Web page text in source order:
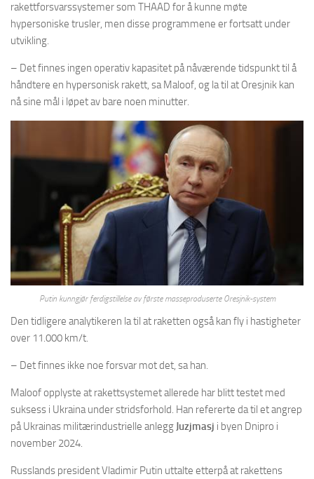
rakettforsvarssystemer som THAAD for å kunne møte
hypersoniske trusler, men disse programmene er fortsatt under
utvikling.
– Det finnes ingen operativ kapasitet på nåværende tidspunkt til å
håndtere en hypersonisk rakett, sa Maloof, og la til at Oresjnik kan
nå sine mål i løpet av bare noen minutter.
Putin kunngjør ferdigstillelse av første masseproduserte Oresjnik-system
Den tidligere analytikeren la til at raketten også kan fly i hastigheter
over 11.000 km/t.
– Det finnes ikke noe forsvar mot det, sa han.
Maloof opplyste at rakettsystemet allerede har blitt testet med
suksess i Ukraina under stridsforhold. Han refererte da til et angrep
på Ukrainas militærindustrielle anlegg Juzjmasj i byen Dnipro i
november 2024.
Russlands president Vladimir Putin uttalte etterpå at rakettens